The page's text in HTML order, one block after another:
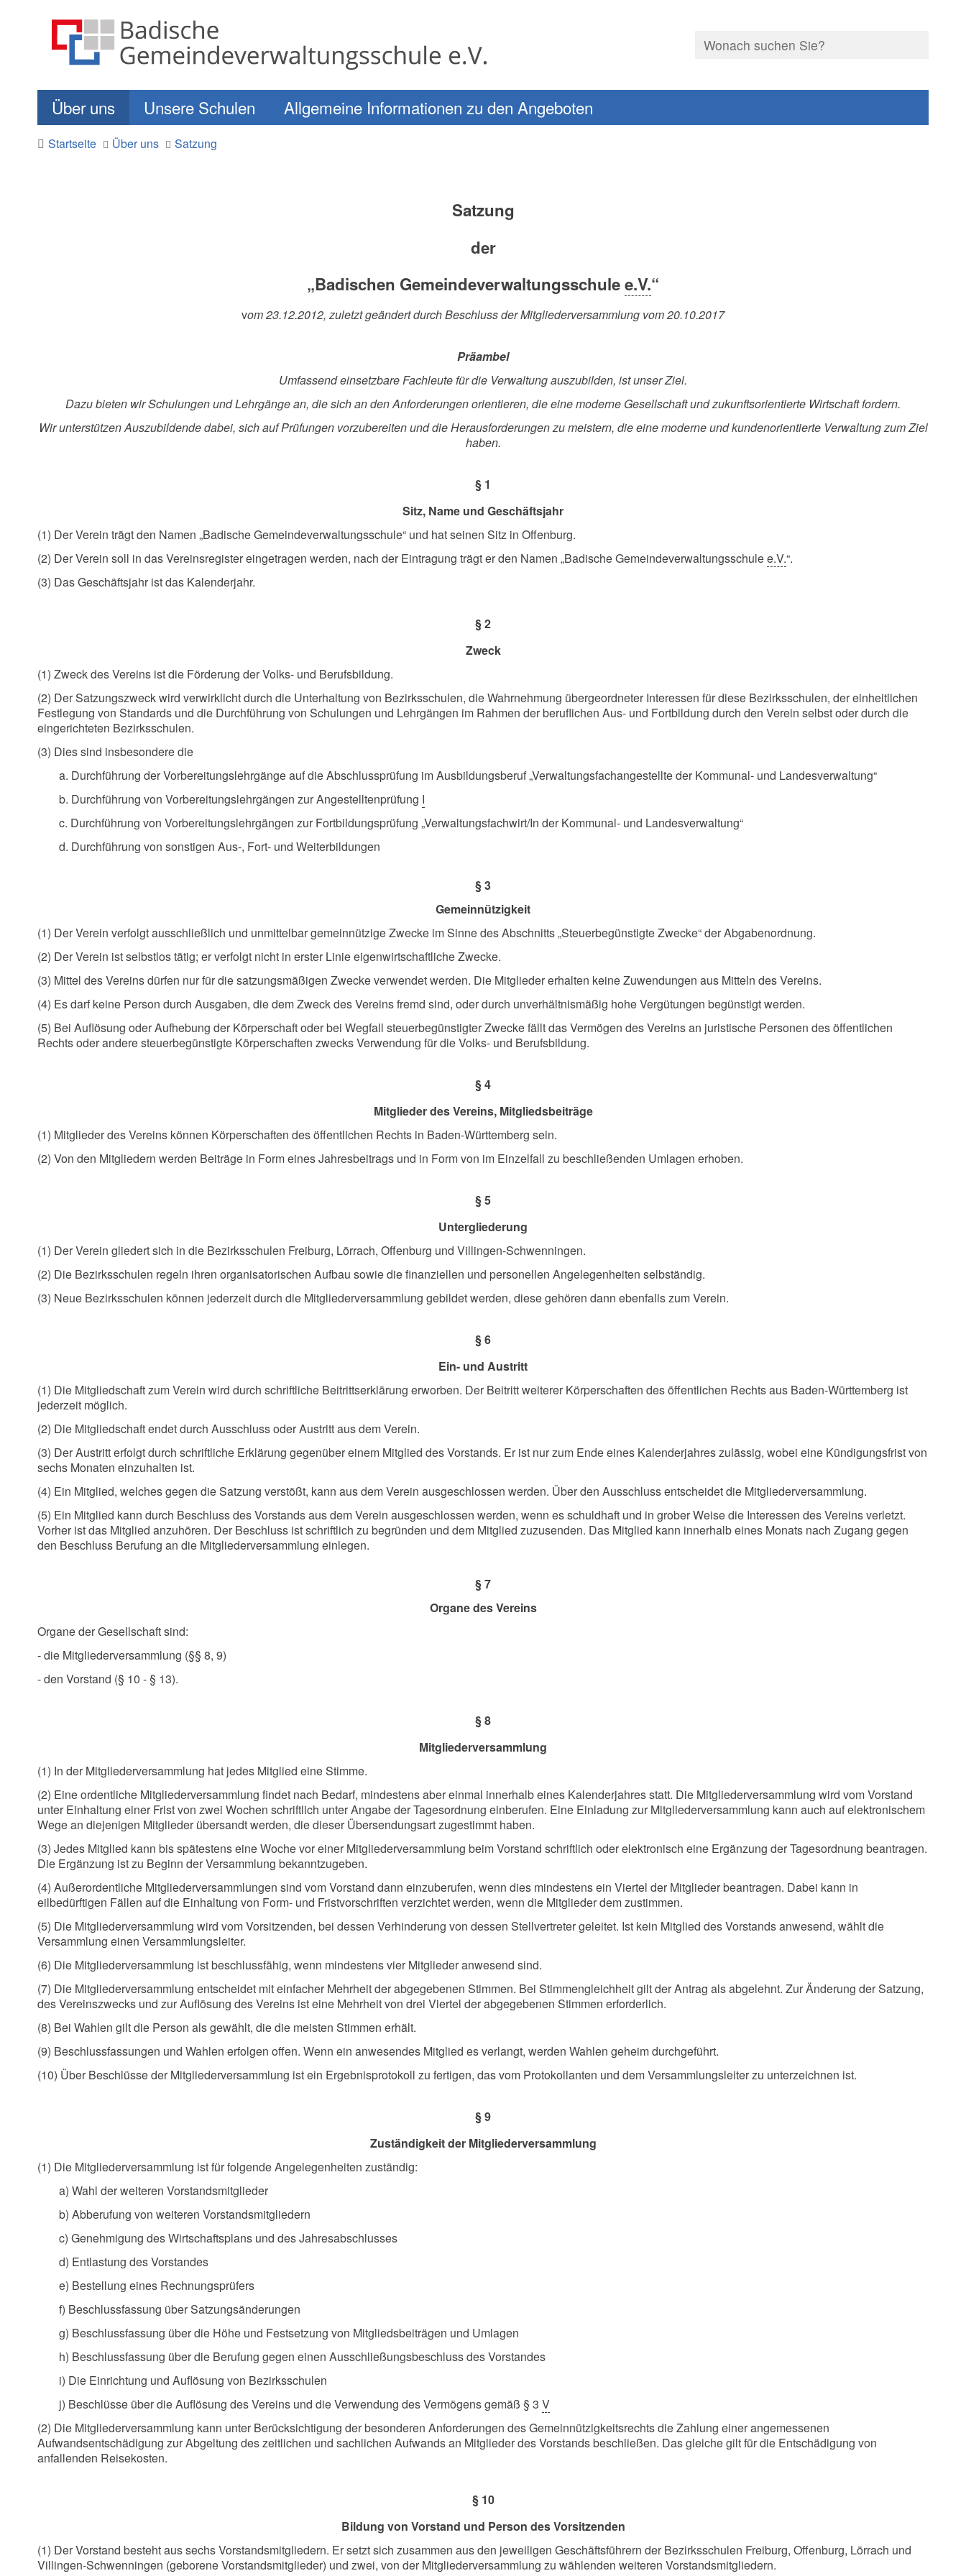
Über uns Unsere Schulen Allgemeine Informationen zu den Angeboten
Startseite Über uns Satzung
Satzung
der
„Badischen Gemeindeverwaltungsschulee.V.“
vom 23.12.2012, zuletzt geändert durch Beschluss der Mitgliederversammlung vom 20.10.2017
Präambel
Umfassend einsetzbare Fachleute für die Verwaltung auszubilden, ist unser Ziel.
Dazu bieten wir Schulungen und Lehrgänge an, die sich an den Anforderungen orientieren, die eine moderne Gesellschaft und zukunftsorientierte Wirtschaft fordern.
Wir unterstützen Auszubildende dabei, sich auf Prüfungen vorzubereiten und die Herausforderungen zu meistern, die eine moderne und kundenorientierte Verwaltung zum Ziel
haben.
§ 1
Sitz, Name und Geschäftsjahr
(1) Der Verein trägt den Namen „Badische Gemeindeverwaltungsschule“ und hat seinen Sitz in Offenburg.
(2) Der Verein soll in das Vereinsregister eingetragen werden, nach der Eintragung trägt er den Namen „Badische Gemeindeverwaltungsschulee.V.“.
(3) Das Geschäftsjahr ist das Kalenderjahr.
§ 2
Zweck
(1) Zweck des Vereins ist die Förderung der Volks- und Berufsbildung.
(2) Der Satzungszweck wird verwirklicht durch die Unterhaltung von Bezirksschulen, die Wahrnehmung übergeordneter Interessen für diese Bezirksschulen, der einheitlichen
Festlegung von Standards und die Durchführung von Schulungen und Lehrgängen im Rahmen der beruflichen Aus- und Fortbildung durch den Verein selbst oder durch die
eingerichteten Bezirksschulen.
(3) Dies sind insbesondere die
a. Durchführung der Vorbereitungslehrgänge auf die Abschlussprüfung im Ausbildungsberuf „Verwaltungsfachangestellte der Kommunal- und Landesverwaltung“
b. Durchführung von Vorbereitungslehrgängen zur Angestelltenprüfung I
c. Durchführung von Vorbereitungslehrgängen zur Fortbildungsprüfung „Verwaltungsfachwirt/In der Kommunal- und Landesverwaltung“
d. Durchführung von sonstigen Aus-, Fort- und Weiterbildungen
§ 3
Gemeinnützigkeit
(1) Der Verein verfolgt ausschließlich und unmittelbar gemeinnützige Zwecke im Sinne des Abschnitts „Steuerbegünstigte Zwecke“ der Abgabenordnung.
(2) Der Verein ist selbstlos tätig; er verfolgt nicht in erster Linie eigenwirtschaftliche Zwecke.
(3) Mittel des Vereins dürfen nur für die satzungsmäßigen Zwecke verwendet werden. Die Mitglieder erhalten keine Zuwendungen aus Mitteln des Vereins.
(4) Es darf keine Person durch Ausgaben, die dem Zweck des Vereins fremd sind, oder durch unverhältnismäßig hohe Vergütungen begünstigt werden.
(5) Bei Auflösung oder Aufhebung der Körperschaft oder bei Wegfall steuerbegünstigter Zwecke fällt das Vermögen des Vereins an juristische Personen des öffentlichen
Rechts oder andere steuerbegünstigte Körperschaften zwecks Verwendung für die Volks- und Berufsbildung.
§ 4
Mitglieder des Vereins, Mitgliedsbeiträge
(1) Mitglieder des Vereins können Körperschaften des öffentlichen Rechts in Baden-Württemberg sein.
(2) Von den Mitgliedern werden Beiträge in Form eines Jahresbeitrags und in Form von im Einzelfall zu beschließenden Umlagen erhoben.
§ 5
Untergliederung
(1) Der Verein gliedert sich in die Bezirksschulen Freiburg, Lörrach, Offenburg und Villingen-Schwenningen.
(2) Die Bezirksschulen regeln ihren organisatorischen Aufbau sowie die finanziellen und personellen Angelegenheiten selbständig.
(3) Neue Bezirksschulen können jederzeit durch die Mitgliederversammlung gebildet werden, diese gehören dann ebenfalls zum Verein.
§ 6
Ein- und Austritt
(1) Die Mitgliedschaft zum Verein wird durch schriftliche Beitrittserklärung erworben. Der Beitritt weiterer Körperschaften des öffentlichen Rechts aus Baden-Württemberg ist
jederzeit möglich.
(2) Die Mitgliedschaft endet durch Ausschluss oder Austritt aus dem Verein.
(3) Der Austritt erfolgt durch schriftliche Erklärung gegenüber einem Mitglied des Vorstands. Er ist nur zum Ende eines Kalenderjahres zulässig, wobei eine Kündigungsfrist von
sechs Monaten einzuhalten ist.
(4) Ein Mitglied, welches gegen die Satzung verstößt, kann aus dem Verein ausgeschlossen werden. Über den Ausschluss entscheidet die Mitgliederversammlung.
(5) Ein Mitglied kann durch Beschluss des Vorstands aus dem Verein ausgeschlossen werden, wenn es schuldhaft und in grober Weise die Interessen des Vereins verletzt.
Vorher ist das Mitglied anzuhören. Der Beschluss ist schriftlich zu begründen und dem Mitglied zuzusenden. Das Mitglied kann innerhalb eines Monats nach Zugang gegen
den Beschluss Berufung an die Mitgliederversammlung einlegen.
§ 7
Organe des Vereins
Organe der Gesellschaft sind:
- die Mitgliederversammlung (§§ 8, 9)
- den Vorstand (§ 10 - § 13).
§ 8
Mitgliederversammlung
(1) In der Mitgliederversammlung hat jedes Mitglied eine Stimme.
(2) Eine ordentliche Mitgliederversammlung findet nach Bedarf, mindestens aber einmal innerhalb eines Kalenderjahres statt. Die Mitgliederversammlung wird vom Vorstand
unter Einhaltung einer Frist von zwei Wochen schriftlich unter Angabe der Tagesordnung einberufen. Eine Einladung zur Mitgliederversammlung kann auch auf elektronischem
Wege an diejenigen Mitglieder übersandt werden, die dieser Übersendungsart zugestimmt haben.
(3) Jedes Mitglied kann bis spätestens eine Woche vor einer Mitgliederversammlung beim Vorstand schriftlich oder elektronisch eine Ergänzung der Tagesordnung beantragen.
Die Ergänzung ist zu Beginn der Versammlung bekanntzugeben.
(4) Außerordentliche Mitgliederversammlungen sind vom Vorstand dann einzuberufen, wenn dies mindestens ein Viertel der Mitglieder beantragen. Dabei kann in
eilbedürftigen Fällen auf die Einhaltung von Form- und Fristvorschriften verzichtet werden, wenn die Mitglieder dem zustimmen.
(5) Die Mitgliederversammlung wird vom Vorsitzenden, bei dessen Verhinderung von dessen Stellvertreter geleitet. Ist kein Mitglied des Vorstands anwesend, wählt die
Versammlung einen Versammlungsleiter.
(6) Die Mitgliederversammlung ist beschlussfähig, wenn mindestens vier Mitglieder anwesend sind.
(7) Die Mitgliederversammlung entscheidet mit einfacher Mehrheit der abgegebenen Stimmen. Bei Stimmengleichheit gilt der Antrag als abgelehnt. Zur Änderung der Satzung,
des Vereinszwecks und zur Auflösung des Vereins ist eine Mehrheit von drei Viertel der abgegebenen Stimmen erforderlich.
(8) Bei Wahlen gilt die Person als gewählt, die die meisten Stimmen erhält.
(9) Beschlussfassungen und Wahlen erfolgen offen. Wenn ein anwesendes Mitglied es verlangt, werden Wahlen geheim durchgeführt.
(10) Über Beschlüsse der Mitgliederversammlung ist ein Ergebnisprotokoll zu fertigen, das vom Protokollanten und dem Versammlungsleiter zu unterzeichnen ist.
§ 9
Zuständigkeit der Mitgliederversammlung
(1) Die Mitgliederversammlung ist für folgende Angelegenheiten zuständig:
a) Wahl der weiteren Vorstandsmitglieder
b) Abberufung von weiteren Vorstandsmitgliedern
c) Genehmigung des Wirtschaftsplans und des Jahresabschlusses
d) Entlastung des Vorstandes
e) Bestellung eines Rechnungsprüfers
f) Beschlussfassung über Satzungsänderungen
g) Beschlussfassung über die Höhe und Festsetzung von Mitgliedsbeiträgen und Umlagen
h) Beschlussfassung über die Berufung gegen einen Ausschließungsbeschluss des Vorstandes
i) Die Einrichtung und Auflösung von Bezirksschulen
j) Beschlüsse über die Auflösung des Vereins und die Verwendung des Vermögens gemäß § 3 V
(2) Die Mitgliederversammlung kann unter Berücksichtigung der besonderen Anforderungen des Gemeinnützigkeitsrechts die Zahlung einer angemessenen
Aufwandsentschädigung zur Abgeltung des zeitlichen und sachlichen Aufwands an Mitglieder des Vorstands beschließen. Das gleiche gilt für die Entschädigung von
anfallenden Reisekosten.
§ 10
Bildung von Vorstand und Person des Vorsitzenden
(1) Der Vorstand besteht aus sechs Vorstandsmitgliedern. Er setzt sich zusammen aus den jeweiligen Geschäftsführern der Bezirksschulen Freiburg, Offenburg, Lörrach und
Villingen-Schwenningen (geborene Vorstandsmitglieder) und zwei, von der Mitgliederversammlung zu wählenden weiteren Vorstandsmitgliedern.